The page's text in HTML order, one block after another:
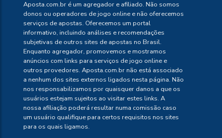
Aposta.com.br é um agregador e afiliado. Não somos
donos ou operadores de jogo online e não oferecemos
serviços de apostas. Oferecemos um portal
informativo, incluindo análises e recomendações
subjetivas de outros sites de apostas no Brasil.
Enquanto agregador, promovemos e mostramos
anúncios com links para serviços de jogo online e
outros provedores. Aposta.com.br não está associado
a nenhum dos sites externos ligados nesta página. Não
nos responsabilizamos por quaisquer danos a que os
usuários estejam sujeitos ao visitar estes links. A
nossa afiliação poderá resultar numa comissão caso
um usuário qualifique para certos requisitos nos sites
para os quais ligamos.